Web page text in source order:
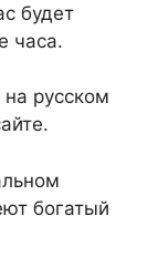
будет
часа.
русском
богатый